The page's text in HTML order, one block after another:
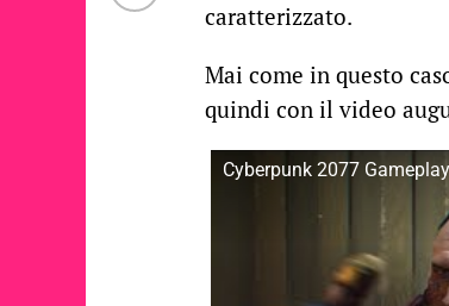
caratterizzato.
Mai come in questo
quindi con il video
Cyberpunk 2077